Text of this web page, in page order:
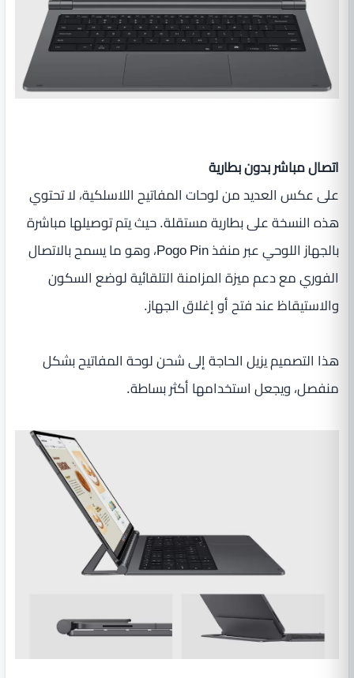
اتصال مباشر بدون بطارية
على عكس العديد من لوحات المفاتيح اللاسلكية، لا تحتوي
هذه النسخة على بطارية مستقلة. حيث يتم توصيلها مباشرة
بالجهاز اللوحي عبر منفذ Pogo Pin، وهو ما يسمح بالاتصال
الفوري مع دعم ميزة المزامنة التلقائية لوضع السكون
والاستيقاظ عند فتح أو إغلاق الجهاز.
هذا التصميم يزيل الحاجة إلى شحن لوحة المفاتيح بشكل
منفصل، ويجعل استخدامها أكثر بساطة.